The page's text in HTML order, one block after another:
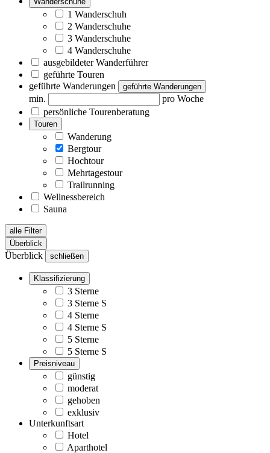
1 Wanderschuh
2 Wanderschuhe
3 Wanderschuhe
4 Wanderschuhe
ausgebildeter Wanderführer
geführte Touren
geführte Wanderungen
geführte Wanderungen
min.
pro Woche
persönliche Tourenberatung
Touren
Wanderung
Bergtour
Hochtour
Mehrtagestour
Trailrunning
Wellnessbereich
Sauna
alle Filter
Überblick
Überblick schließen
Klassifizierung
3 Sterne
3 Sterne S
4 Sterne
4 Sterne S
5 Sterne
5 Sterne S
Preisniveau
günstig
moderat
gehoben
exklusiv
Unterkunftsart
Hotel
Aparthotel